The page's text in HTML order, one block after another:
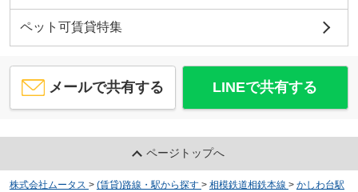
ペット可賃貸特集
メールで共有する LINEで共有する
ページトップへ
株式会社ムータス > (賃貸)路線・駅から探す > 相模鉄道相鉄本線 > かしわ台駅